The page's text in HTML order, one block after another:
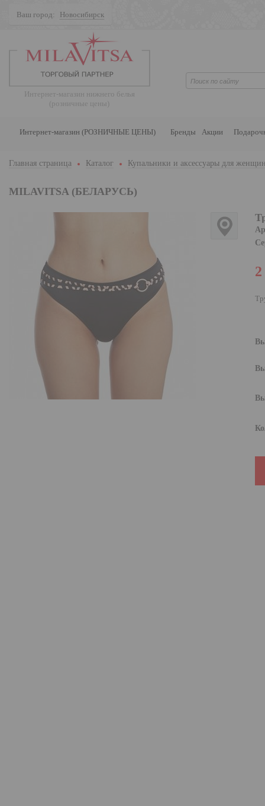
Ваш город: Новосибирск
Интернет-магазин нижнего белья
(розничные цены)
Интернет-магазин (РОЗНИЧНЫЕ ЦЕНЫ) Бренды Акции
Главная страница Каталог Купальники и аксессуары для
MILAVITSA (БЕЛАРУСЬ)